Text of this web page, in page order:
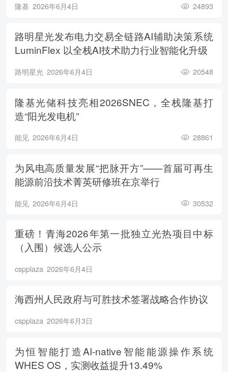
隆基 2026年6月4日 24893
路明星光发布电力交易全链路AI辅助决策系统
LuminFlex 以全栈AI技术助力行业智能化升级
路明星光 2026年6月4日 20548
隆基光储科技亮相2026SNEC，全栈隆基打
造“阳光发电机”
能见 2026年6月4日 28861
为风电高质量发展“把脉开方”——首届可再生
能源前沿技术菁英研修班在京举行
能见 2026年6月4日 30532
重磅！青海2026年第一批独立光热项目中标
（入围）候选人公示
cspplaza 2026年6月4日
海西州人民政府与可胜技术签署战略合作协议
cspplaza 2026年6月3日
为恒智能打造AI-native智能能源操作系统
WHES OS，实测收益提升13.49%